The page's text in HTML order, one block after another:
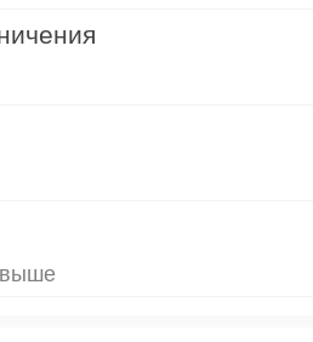
выше